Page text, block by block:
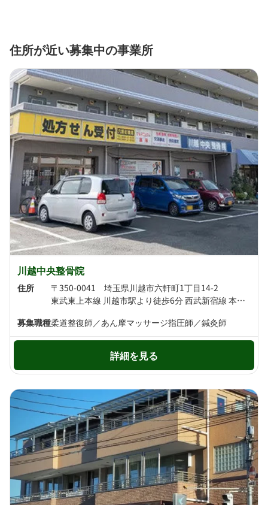
住所が近い募集中の事業所
川越中央整骨院
住所
〒350-0041 埼玉県川越市六軒町1丁目14-2
東武東上本線 川越市駅より徒歩6分 西武新宿線 本川越駅より徒歩7分
募集職種柔道整復師／あん摩マッサージ指圧師／鍼灸師
詳細を見る